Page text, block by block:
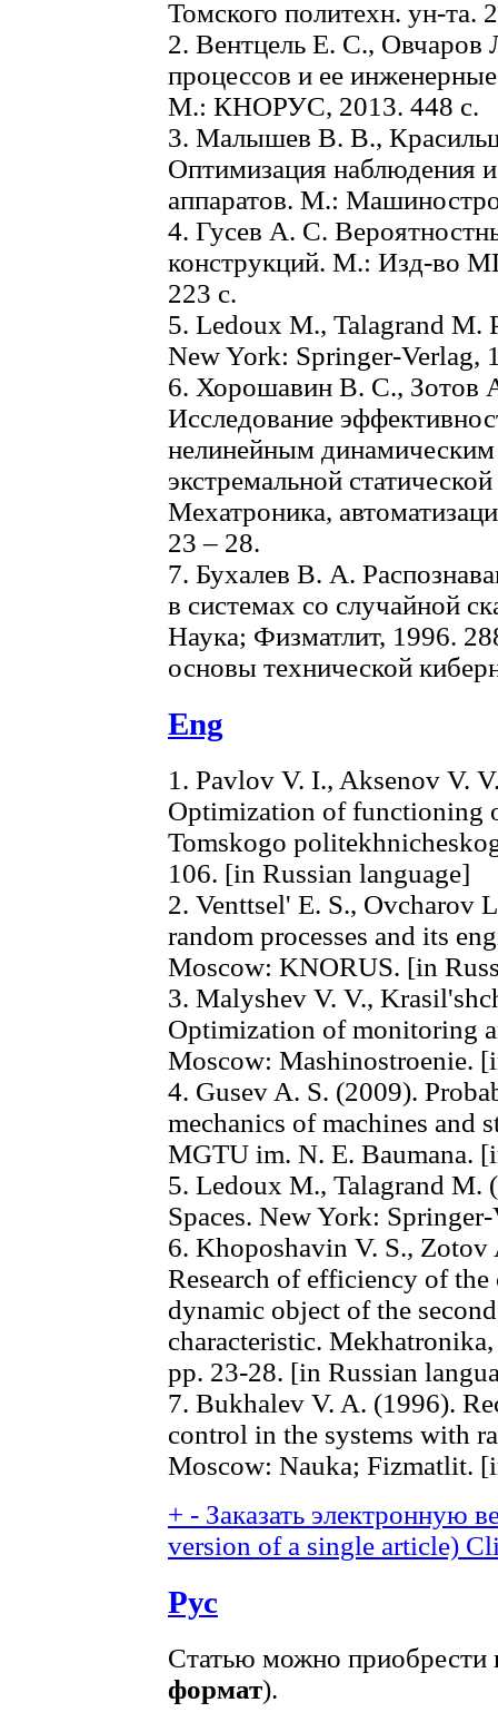
Томского политехн. ун-
2. Вентцель Е. С.,
процессов и ее
М.: КНОРУС, 2013. 448 с.
3. Малышев В. В.,
Оптимизация наблюдения
аппаратов. М.:
4. Гусев А. С.
конструкций. М.: Изд-во
223 с.
5. Ledoux M., Talagrand M.
New York: Springer-Verlag,
6. Хоpошавин В. С.,
Исследование
нелинейным динамическим
экстремальной
Мехатроника,
23 – 28.
7. Бухалев В. А.
в системах со случайной
Наука; Физматлит, 1996.
основы технической
Eng
1. Pavlov V. I., Aksenov V.
Optimization of functioning
Tomskogo
106. [in Russian language]
2. Venttsel' E. S., Ovcharov
random processes and its
Moscow: KNORUS. [in
3. Malyshev V. V.,
Optimization of monitoring
Moscow: Mashinostroenie.
4. Gusev A. S. (2009).
mechanics of machines and
MGTU im. N. E. Baumana.
5. Ledoux M., Talagrand M.
Spaces. New York:
6. Khoposhavin V. S.,
Research of efficiency of
dynamic object of the
characteristic.
pp. 23-28. [in Russian
7. Bukhalev V. A. (1996).
control in the systems with
Moscow: Nauka; Fizmatlit.
+ - Заказать электронную
version of a single article)
Рус
Статью можно приобрести
формат).